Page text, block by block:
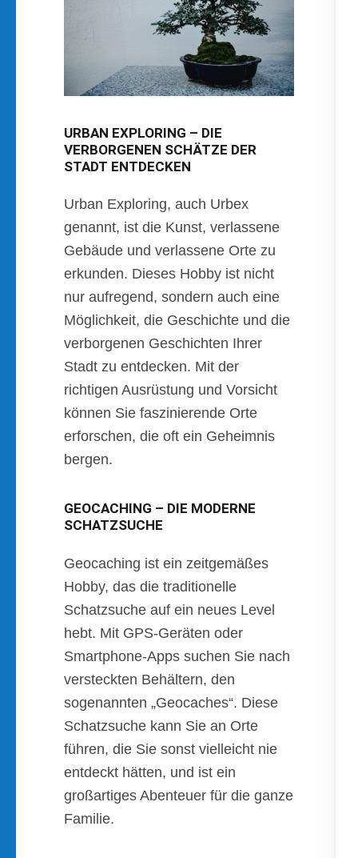
URBAN EXPLORING – DIE
VERBORGENEN SCHÄTZE DER
STADT ENTDECKEN
Urban Exploring, auch Urbex
genannt, ist die Kunst, verlassene
Gebäude und verlassene Orte zu
erkunden. Dieses Hobby ist nicht
nur aufregend, sondern auch eine
Möglichkeit, die Geschichte und die
verborgenen Geschichten Ihrer
Stadt zu entdecken. Mit der
richtigen Ausrüstung und Vorsicht
können Sie faszinierende Orte
erforschen, die oft ein Geheimnis
bergen.
GEOCACHING – DIE MODERNE
SCHATZSUCHE
Geocaching ist ein zeitgemäßes
Hobby, das die traditionelle
Schatzsuche auf ein neues Level
hebt. Mit GPS-Geräten oder
Smartphone-Apps suchen Sie nach
versteckten Behältern, den
sogenannten „Geocaches“. Diese
Schatzsuche kann Sie an Orte
führen, die Sie sonst vielleicht nie
entdeckt hätten, und ist ein
großartiges Abenteuer für die ganze
Familie.